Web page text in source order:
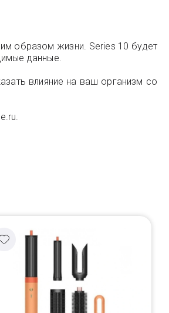
образом жизни. Series 10 будет
данные.
влияние на ваш организм со